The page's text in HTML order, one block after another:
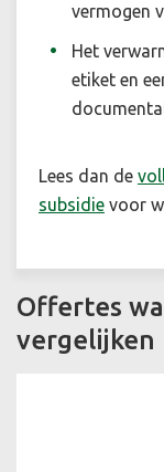
vermogen
Het
etiket en
Lees dan de
subsidie voor
Offertes
vergelijken